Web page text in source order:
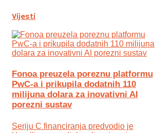
Vijesti
Fonoa preuzela poreznu platformu
PwC-a i prikupila dodatnih 110
milijuna dolara za inovativni AI
porezni sustav
Seriju C financiranja predvodio je